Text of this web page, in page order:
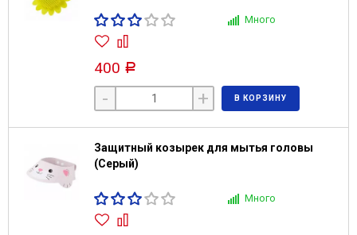
Много
400 Р
- + В КОРЗИНУ
Защитный козырек для мытья головы
(Серый)
Много